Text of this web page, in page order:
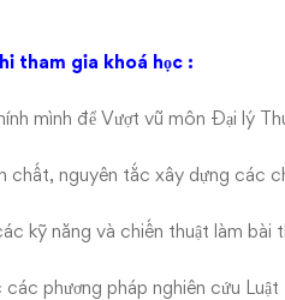
tham gia khoá học :
mình để Vượt vũ môn Đại lý
chất, nguyên tắc xây dựng các
kỹ năng và chiến thuật làm
các phương pháp nghiên cứu